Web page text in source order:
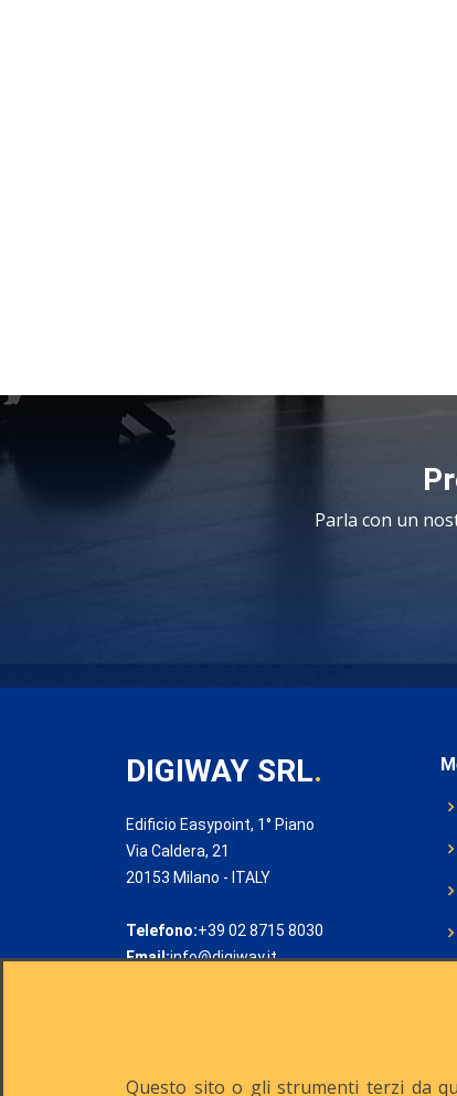
Parla con un
DIGIWAY SRL.
Edificio Easypoint, 1° Piano
Via Caldera, 21
20153 Milano - ITALY
Telefono:+39 02 8715 8030
Email:info@digiway.it
Questo sito o gli strumenti terzi da